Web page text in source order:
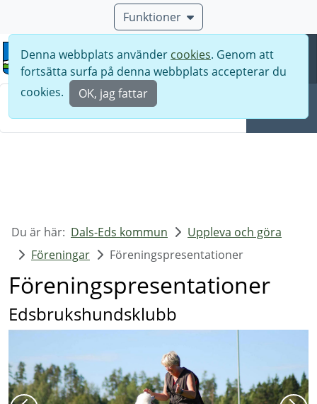
Funktioner
Meny
Denna webbplats använder cookies. Genom att
fortsätta surfa på denna webbplats accepterar du
cookies.
OK, jag fattar
Du är här: Dals-Eds kommun
Uppleva och göra
Föreningar
Föreningspresentationer
Föreningspresentationer
Edsbrukshundsklubb